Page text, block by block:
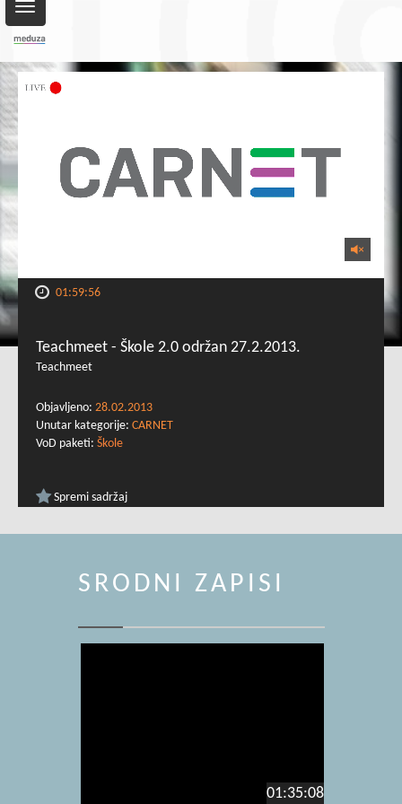
Toggle
navigation
01:59:56
Teachmeet - Škole 2.0 održan 27.2.2013.
Teachmeet
Objavljeno: 28.02.2013
Unutar kategorije: CARNET
VoD paketi: Škole
Spremi sadržaj
SRODNI ZAPISI
01:35:08